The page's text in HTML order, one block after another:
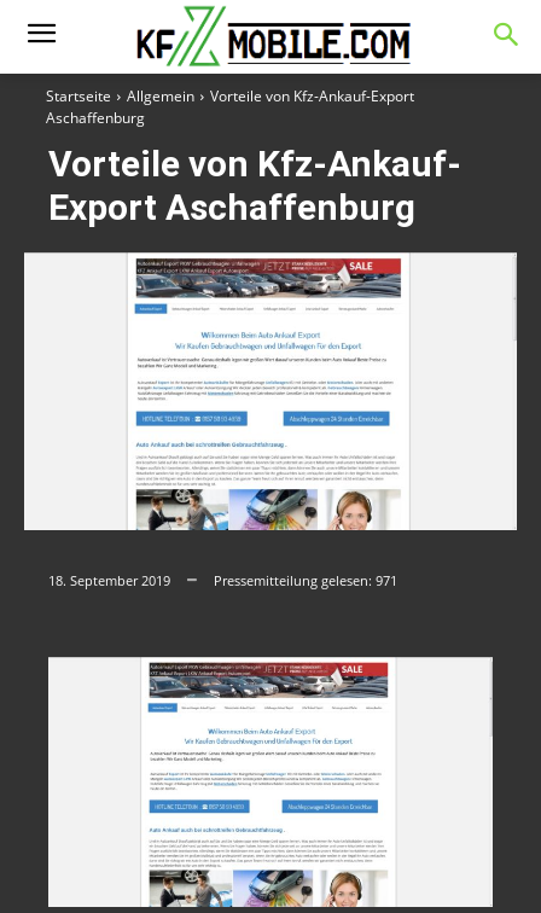
Startseite Allgemein
Vorteile von Kfz-Ankauf-Export
Aschaffenburg
Vorteile von Kfz-Ankauf-
Export Aschaffenburg
18. September 2019 Pressemitteilung gelesen: 971